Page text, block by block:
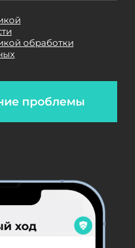
проблемы
обработки